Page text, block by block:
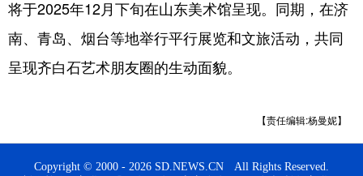
首页 山东新闻 图片 专题·访谈
政事 文旅 社会民生 山东产经
文娱 融媒秀 地市
将于2025年12月下旬在山东美术馆呈现。同期，在济
南、青岛、烟台等地举行平行展览和文旅活动，共同
呈现齐白石艺术朋友圈的生动面貌。
【责任编辑:杨曼妮】
Copyright © 2000 - 2026 SD.NEWS.CN All Rights Reserved.